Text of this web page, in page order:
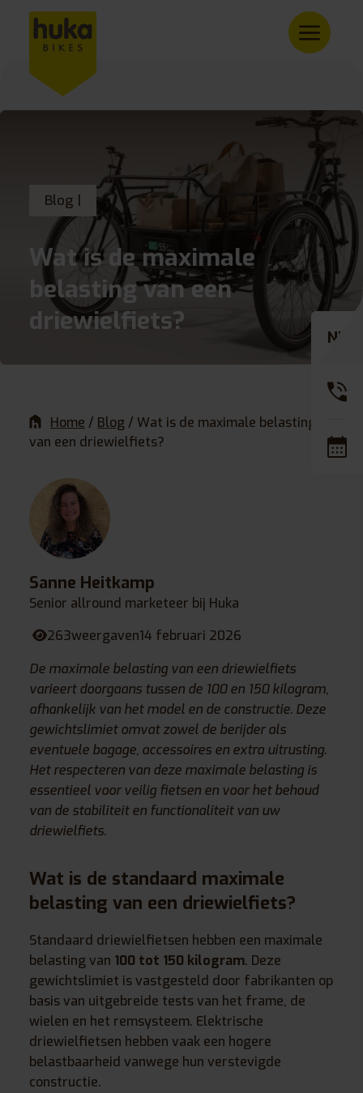
Blog |
Wat is de maximale
belasting van een
driewielfiets?
Home / Blog / Wat is de maximale belasting
van een driewielfiets?
Sanne Heitkamp
Senior allround marketeer bij Huka
263weergaven14 februari 2026
De maximale belasting van een driewielfiets
varieert doorgaans tussen de 100 en 150 kilogram,
afhankelijk van het model en de constructie. Deze
gewichtslimiet omvat zowel de berijder als
eventuele bagage, accessoires en extra uitrusting.
Het respecteren van deze maximale belasting is
essentieel voor veilig fietsen en voor het behoud
van de stabiliteit en functionaliteit van uw
driewielfiets.
Wat is de standaard maximale
belasting van een driewielfiets?
Standaard driewielfietsen hebben een maximale
belasting van 100 tot 150 kilogram. Deze
gewichtslimiet is vastgesteld door fabrikanten op
basis van uitgebreide tests van het frame, de
wielen en het remsysteem. Elektrische
driewielfietsen hebben vaak een hogere
belastbaarheid vanwege hun verstevigde
constructie.
NL